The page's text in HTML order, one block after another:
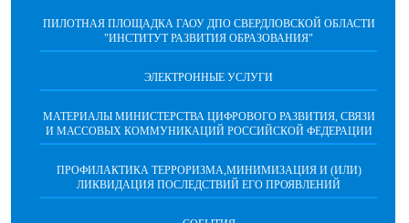
ПИЛОТНАЯ ПЛОЩАДКА ГАОУ ДПО СВЕРДЛОВСКОЙ ОБЛАСТИ
"ИНСТИТУТ РАЗВИТИЯ ОБРАЗОВАНИЯ"
ЭЛЕКТРОННЫЕ УСЛУГИ
МАТЕРИАЛЫ МИНИСТЕРСТВА ЦИФРОВОГО РАЗВИТИЯ, СВЯЗИ
И МАССОВЫХ КОММУНИКАЦИЙ РОССИЙСКОЙ ФЕДЕРАЦИИ
ПРОФИЛАКТИКА ТЕРРОРИЗМА,МИНИМИЗАЦИЯ И (ИЛИ)
ЛИКВИДАЦИЯ ПОСЛЕДСТВИЙ ЕГО ПРОЯВЛЕНИЙ